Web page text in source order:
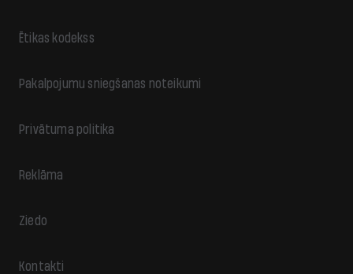
Ētikas kodekss
Pakalpojumu sniegšanas noteikumi
Privātuma politika
Reklāma
Ziedo
Kontakti